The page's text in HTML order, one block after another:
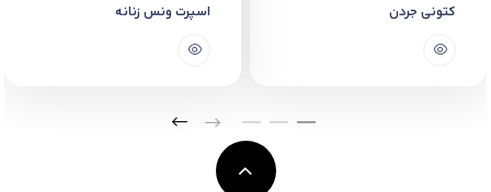
کتونی جردن اسپرت ونس زنانه